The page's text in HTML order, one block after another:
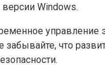
Windows.
забывайте, что